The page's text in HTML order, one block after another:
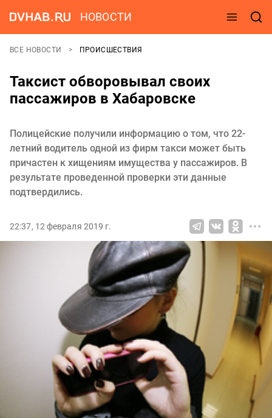
НОВОСТИ
ВСЕ НОВОСТИ ПРОИСШЕСТВИЯ
Таксист обворовывал своих
пассажиров в Хабаровске
Полицейские получили информацию о том, что 22-
летний водитель одной из фирм такси может быть
причастен к хищениям имущества у пассажиров. В
результате проведенной проверки эти данные
подтвердились.
22:37, 12 февраля 2019 г.